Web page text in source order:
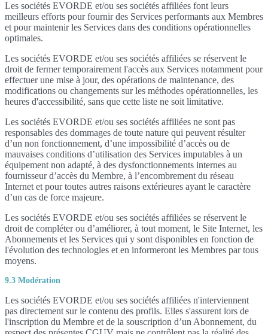
Les sociétés EVORDE et/ou ses sociétés affiliées font leurs
meilleurs efforts pour fournir des Services performants aux Membres
et pour maintenir les Services dans des conditions opérationnelles
optimales.
Les sociétés EVORDE et/ou ses sociétés affiliées se réservent le
droit de fermer temporairement l'accès aux Services notamment pour
effectuer une mise à jour, des opérations de maintenance, des
modifications ou changements sur les méthodes opérationnelles, les
heures d'accessibilité, sans que cette liste ne soit limitative.
Les sociétés EVORDE et/ou ses sociétés affiliées ne sont pas
responsables des dommages de toute nature qui peuvent résulter
d’un non fonctionnement, d’une impossibilité d’accès ou de
mauvaises conditions d’utilisation des Services imputables à un
équipement non adapté, à des dysfonctionnements internes au
fournisseur d’accès du Membre, à l’encombrement du réseau
Internet et pour toutes autres raisons extérieures ayant le caractère
d’un cas de force majeure.
Les sociétés EVORDE et/ou ses sociétés affiliées se réservent le
droit de compléter ou d’améliorer, à tout moment, le Site Internet, les
Abonnements et les Services qui y sont disponibles en fonction de
l'évolution des technologies et en informeront les Membres par tous
moyens.
9.3 Modération
Les sociétés EVORDE et/ou ses sociétés affiliées n'interviennent
pas directement sur le contenu des profils. Elles s'assurent lors de
l'inscription du Membre et de la souscription d’un Abonnement, du